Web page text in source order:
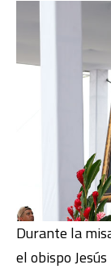
Durante la
el obispo